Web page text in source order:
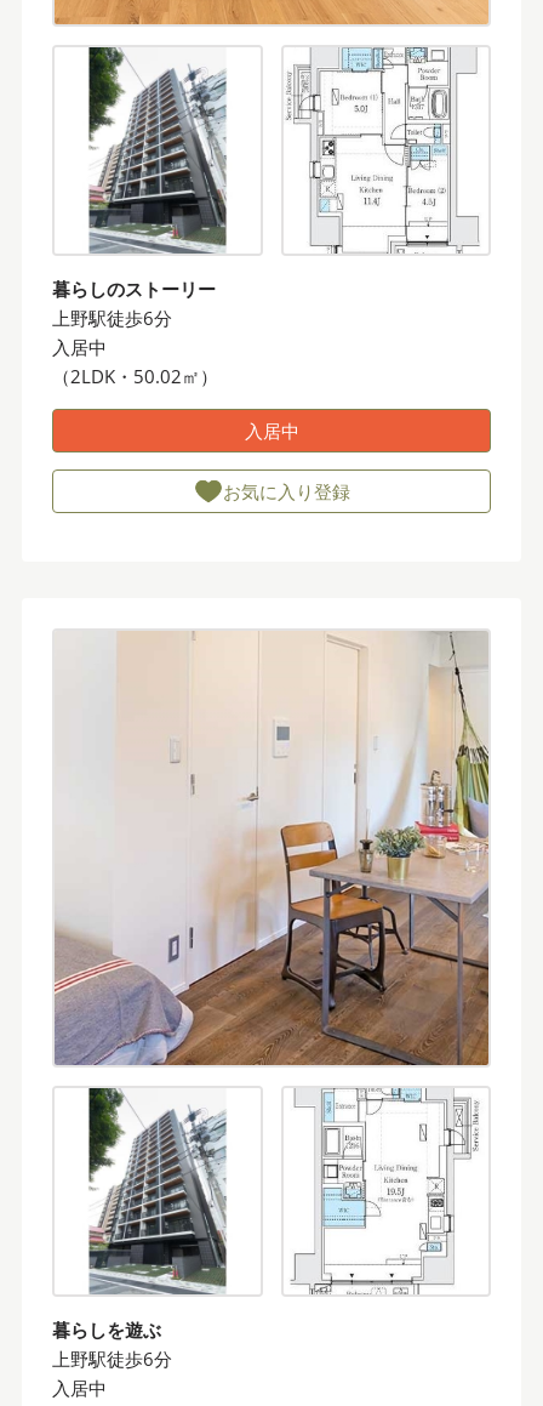
暮らしのストーリー
上野駅徒歩6分
入居中
（2LDK・50.02㎡）
入居中
お気に入り登録
暮らしを遊ぶ
上野駅徒歩6分
入居中